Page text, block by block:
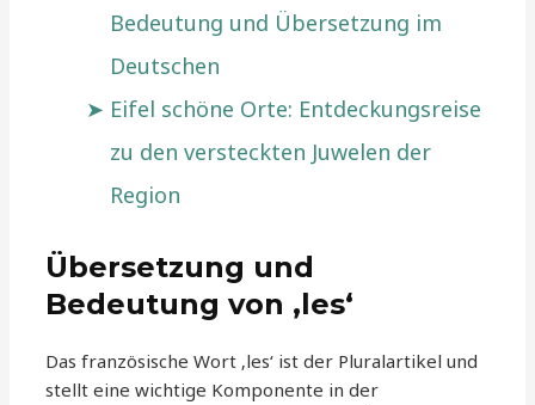
Bedeutung und Übersetzung im
Deutschen
Eifel schöne Orte: Entdeckungsreise
zu den versteckten Juwelen der
Region
Übersetzung und
Bedeutung von ‚les‘
Das französische Wort ‚les‘ ist der Pluralartikel und
stellt eine wichtige Komponente in der